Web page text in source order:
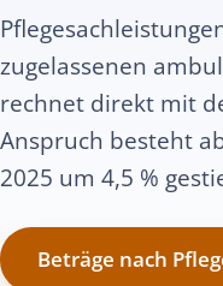
zugelassenen
rechnet direkt mit
Anspruch besteht
2025 um 4,5 %
Beträge nach